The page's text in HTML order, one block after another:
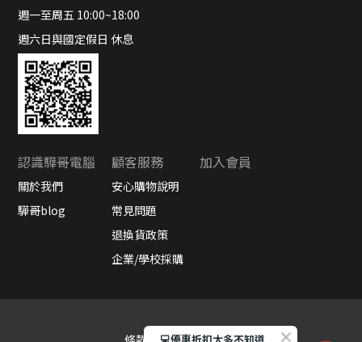
週一至周五 10:00~18:00
週六日與國定假日 休息
認識驊哥電腦
關於我們
驊哥blog
顧客服務
安心購物說明
常見問題
退換貨政策
企業/學校採購
加入會員